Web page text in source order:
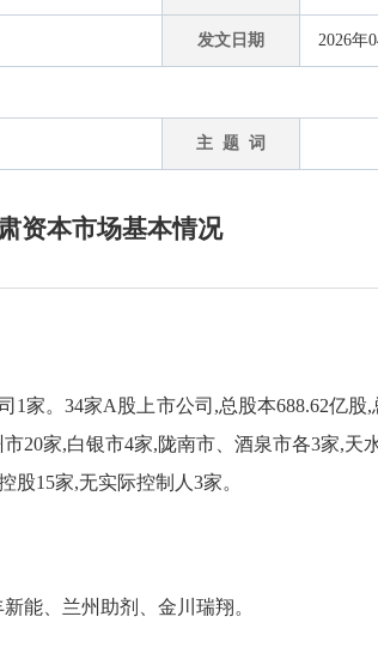
发文日期 2026年
主 题 词
资本市场基本情况
1家。34家A股上市公司,总股本688.62亿股
20家,白银市4家,陇南市、酒泉市各3家,天
股15家,无实际控制人3家。
能、兰州助剂、金川瑞翔。